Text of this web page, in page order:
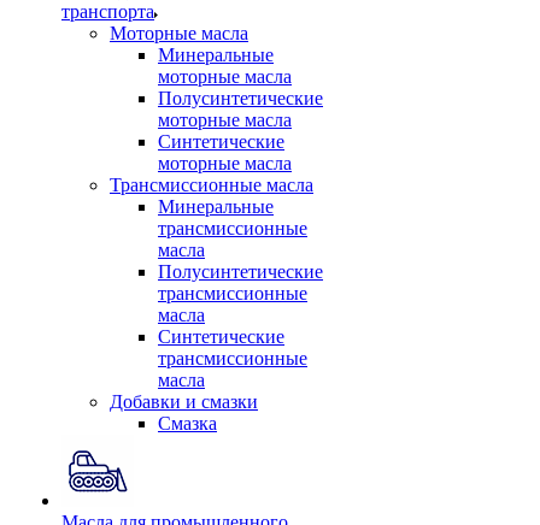
транспорта
Моторные масла
Минеральные
моторные масла
Полусинтетические
моторные масла
Синтетические
моторные масла
Трансмиссионные масла
Минеральные
трансмиссионные
масла
Полусинтетические
трансмиссионные
масла
Синтетические
трансмиссионные
масла
Добавки и смазки
Смазка